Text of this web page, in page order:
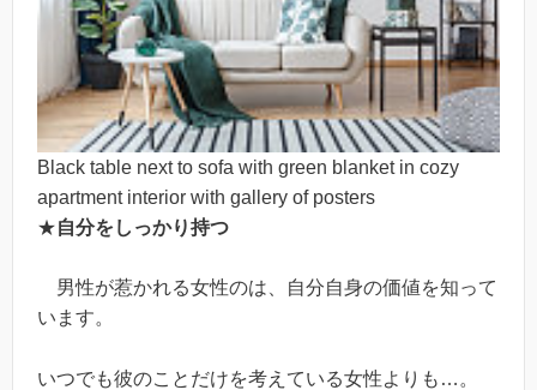
Black table next to sofa with green blanket in cozy
apartment interior with gallery of posters
★自分をしっかり持つ
男性が惹かれる女性のは、自分自身の価値を知って
います。
いつでも彼のことだけを考えている女性よりも…。